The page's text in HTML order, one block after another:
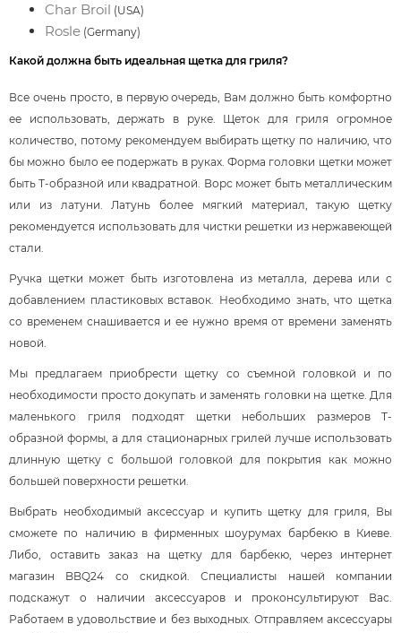
Char Broil (USA)
Rosle (Germany)
Какой должна быть идеальная щетка для гриля?
Все очень просто, в первую очередь, Вам должно быть комфортно
ее использовать, держать в руке. Щеток для гриля огромное
количество, потому рекомендуем выбирать щетку по наличию, что
бы можно было ее подержать в руках. Форма головки щетки может
быть Т-образной или квадратной. Ворс может быть металлическим
или из латуни. Латунь более мягкий материал, такую щетку
рекомендуется использовать для чистки решетки из нержавеющей
стали.
Ручка щетки может быть изготовлена из металла, дерева или с
добавлением пластиковых вставок. Необходимо знать, что щетка
со временем снашивается и ее нужно время от времени заменять
новой.
Мы предлагаем приобрести щетку со съемной головкой и по
необходимости просто докупать и заменять головки на щетке. Для
маленького гриля подходят щетки небольших размеров Т-
образной формы, а для стационарных грилей лучше использовать
длинную щетку с большой головкой для покрытия как можно
большей поверхности решетки.
Выбрать необходимый аксессуар и купить щетку для гриля, Вы
сможете по наличию в фирменных шоурумах барбекю в Киеве.
Либо, оставить заказ на щетку для барбекю, через интернет
магазин BBQ24 со скидкой. Специалисты нашей компании
подскажут о наличии аксессуаров и проконсультируют Вас.
Работаем в удовольствие и без выходных. Отправляем аксессуары